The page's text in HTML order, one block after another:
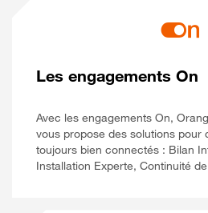
Les engagements On
Avec les engagements On,
vous propose des solutions pour
toujours bien connectés : Bilan
Installation Experte, Continuité